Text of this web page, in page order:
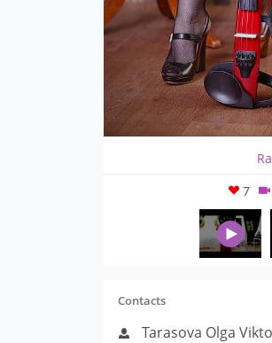
7
Contacts
Tarasova Olga